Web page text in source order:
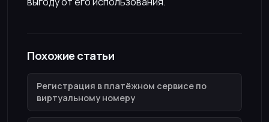
Похожие статьи
Регистрация в платёжном сервисе по
виртуальному номеру